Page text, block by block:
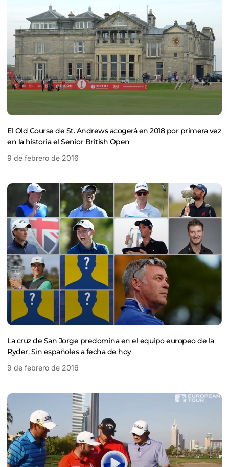
El Old Course de St. Andrews acogerá en 2018 por primera vez
en la historia el Senior British Open
9 de febrero de 2016
La cruz de San Jorge predomina en el equipo europeo de la
Ryder. Sin españoles a fecha de hoy
9 de febrero de 2016